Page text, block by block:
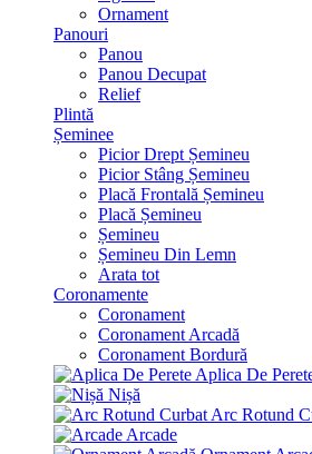
Ornament
Panouri
Panou
Panou Decupat
Relief
Plintă
Șeminee
Picior Drept Șemineu
Picior Stâng Șemineu
Placă Frontală Șemineu
Placă Șemineu
Șemineu
Șemineu Din Lemn
Arata tot
Coronamente
Coronament
Coronament Arcadă
Coronament Bordură
Aplica De
Nișă
Arc Rotund
Arcade